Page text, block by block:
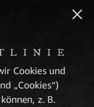
Cookies und
„Cookies“)
z. B.